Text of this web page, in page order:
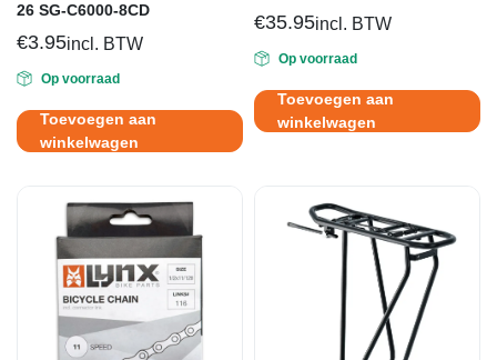
26 SG-C6000-8CD
€3.95incl. BTW
Op voorraad
Toevoegen aan
winkelwagen
€35.95incl. BTW
Op voorraad
Toevoegen aan
winkelwagen